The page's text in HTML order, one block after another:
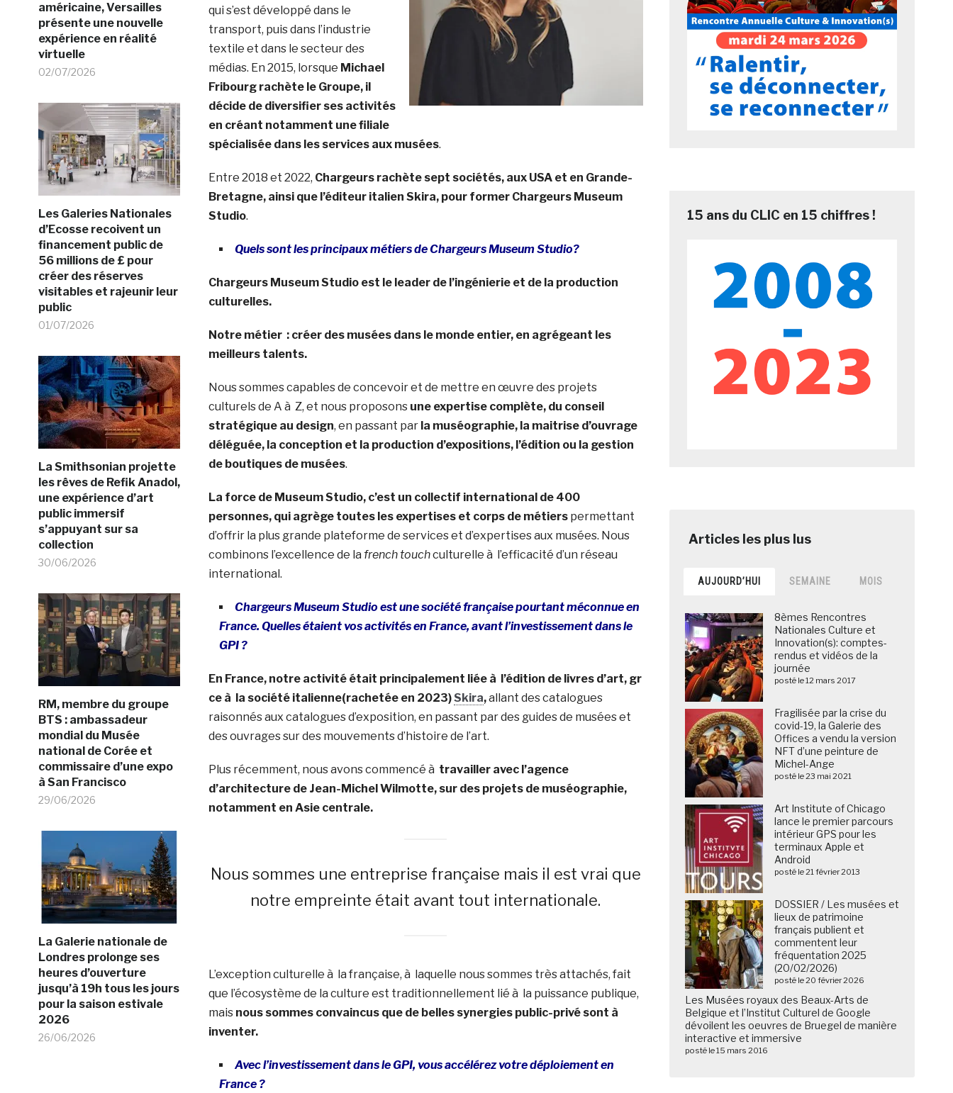
américaine, Versailles
présente une nouvelle
expérience en réalité
virtuelle
02/07/2026
Les Galeries Nationales
d’Ecosse recoivent un
financement public de
56 millions de £ pour
créer des réserves
visitables et rajeunir leur
public
01/07/2026
La Smithsonian projette
les rêves de Refik Anadol,
une expérience d’art
public immersif
s’appuyant sur sa
collection
30/06/2026
RM, membre du groupe
BTS : ambassadeur
mondial du Musée
national de Corée et
commissaire d’une expo
à San Francisco
29/06/2026
La Galerie nationale de
Londres prolonge ses
heures d’ouverture
jusqu’à 19h tous les jours
pour la saison estivale
2026
26/06/2026
qui s’est développé dans le
transport, puis dans l’industrie
textile et dans le secteur des
médias. En 2015, lorsque Michael
Fribourg rachète le Groupe, il
décide de diversifier ses activités
en créant notamment une filiale
spécialisée dans les services aux musées.
Entre 2018 et 2022, Chargeurs rachète sept sociétés, aux USA et en Grande-
Bretagne, ainsi que l’éditeur italien Skira, pour former Chargeurs Museum
Studio.
Quels sont les principaux métiers de Chargeurs Museum Studio?
Chargeurs Museum Studio est le leader de l’ingénierie et de la production
culturelles.
Notre métier : créer des musées dans le monde entier, en agrégeant les
meilleurs talents.
Nous sommes capables de concevoir et de mettre en œuvre des projets
culturels de A à Z, et nous proposons une expertise complète, du conseil
stratégique au design, en passant par la muséographie, la maitrise d’ouvrage
déléguée, la conception et la production d’expositions, l’édition ou la gestion
de boutiques de musées.
La force de Museum Studio, c’est un collectif international de 400
personnes, qui agrège toutes les expertises et corps de métierspermettant
d’offrir la plus grande plateforme de services et d’expertises aux musées. Nous
combinons l’excellence de la french touchculturelle à l’efficacité d’un réseau
international.
Chargeurs Museum Studio est une société française pourtant méconnue en
France. Quelles étaient vos activités en France, avant l’investissement dans le
GPI ?
En France, notre activité était principalement liée à l’édition de livres d’art, gr
ce à la société italienne(rachetée en 2023)Skira,allant des catalogues
raisonnés aux catalogues d’exposition, en passant par des guides de musées et
des ouvrages sur des mouvements d’histoire de l’art.
Plus récemment, nous avons commencé à travailler avec l’agence
d’architecture de Jean-Michel Wilmotte, sur des projets de muséographie,
notamment en Asie centrale.
Nous sommes une entreprise française mais il est vrai que
notre empreinte était avant tout internationale.
L’exception culturelle à la française, à laquelle nous sommes très attachés, fait
que l’écosystème de la culture est traditionnellement lié à la puissance publique,
mais nous sommes convaincus que de belles synergies public-privé sont à
inventer.
Avec l’investissement dans le GPI, vous accélérez votre déploiement en
France ?
15 ans du CLIC en 15 chiffres !
AUJOURD’HUI SEMAINE MOIS
8èmes Rencontres
Nationales Culture et
Innovation(s): comptes-
rendus et vidéos de la
journée
posté le 12 mars 2017
Fragilisée par la crise du
covid-19, la Galerie des
Offices a vendu la version
NFT d’une peinture de
Michel-Ange
posté le 23 mai 2021
Art Institute of Chicago
lance le premier parcours
intérieur GPS pour les
terminaux Apple et
Android
posté le 21 février 2013
DOSSIER / Les musées et
lieux de patrimoine
français publient et
commentent leur
fréquentation 2025
(20/02/2026)
posté le 20 février 2026
Les Musées royaux des Beaux-Arts de
Belgique et l’Institut Culturel de Google
dévoilent les oeuvres de Bruegel de manière
interactive et immersive
posté le 15 mars 2016